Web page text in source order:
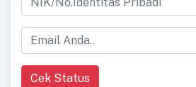
Cek Status